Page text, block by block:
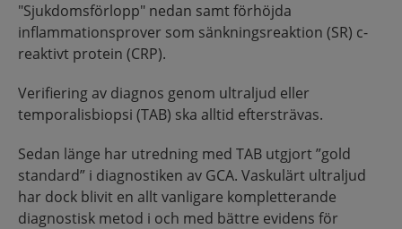
"Sjukdomsförlopp" nedan samt förhöjda
inflammationsprover som sänkningsreaktion (SR) c-
reaktivt protein (CRP).
Verifiering av diagnos genom ultraljud eller
temporalisbiopsi (TAB) ska alltid eftersträvas.
Sedan länge har utredning med TAB utgjort ”gold
standard” i diagnostiken av GCA. Vaskulärt ultraljud
har dock blivit en allt vanligare kompletterande
diagnostisk metod i och med bättre evidens för